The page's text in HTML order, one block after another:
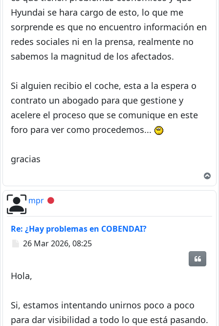
Hyundai se hara cargo de esto, lo que me
sorprende es que no encuentro información en
redes sociales ni en la prensa, realmente no
sabemos la magnitud de los afectados.
Si alguien recibio el coche, esta a la espera o
contrato un abogado para que gestione y
acelere el proceso que se comunique en este
foro para ver como procedemos...
gracias
mpr Desconectado
Re: ¿Hay problemas en COBENDAI?
Mensaje
26 Mar 2026, 08:25
Hola,
Si, estamos intentando unirnos poco a poco
para dar visibilidad a todo lo que está pasando.